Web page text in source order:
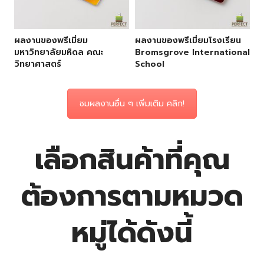
ผลงานของพรีเมี่ยม
มหาวิทยาลัยมหิดล คณะ
วิทยาศาสตร์
ผลงานของพรีเมี่ยมโรงเรียน
Bromsgrove International
School
ชมผลงานอื่น ๆ เพิ่มเติม คลิก!
เลือกสินค้าที่คุณ
ต้องการตามหมวด
หมู่ได้ดังนี้